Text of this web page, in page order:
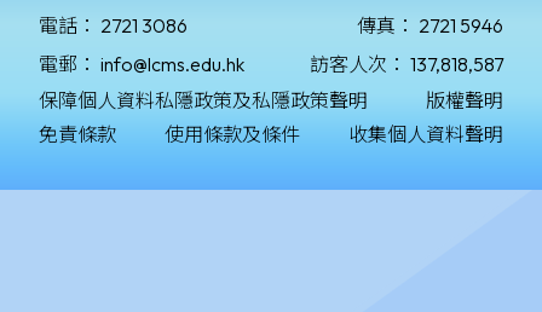
電話： 2721 3086 傳真： 2721 5946
電郵： info@lcms.edu.hk 訪客人次： 137,818,587
保障個人資料私隱政策及私隱政策聲明
版權聲明
免責條款
使用條款及條件 收集個人資料聲明